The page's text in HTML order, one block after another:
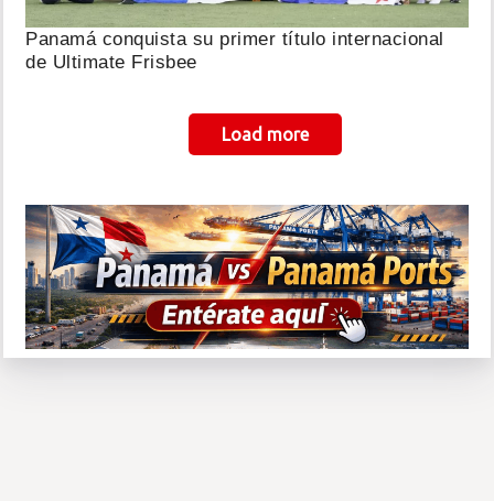
Panamá conquista su primer título internacional
de Ultimate Frisbee
Load more